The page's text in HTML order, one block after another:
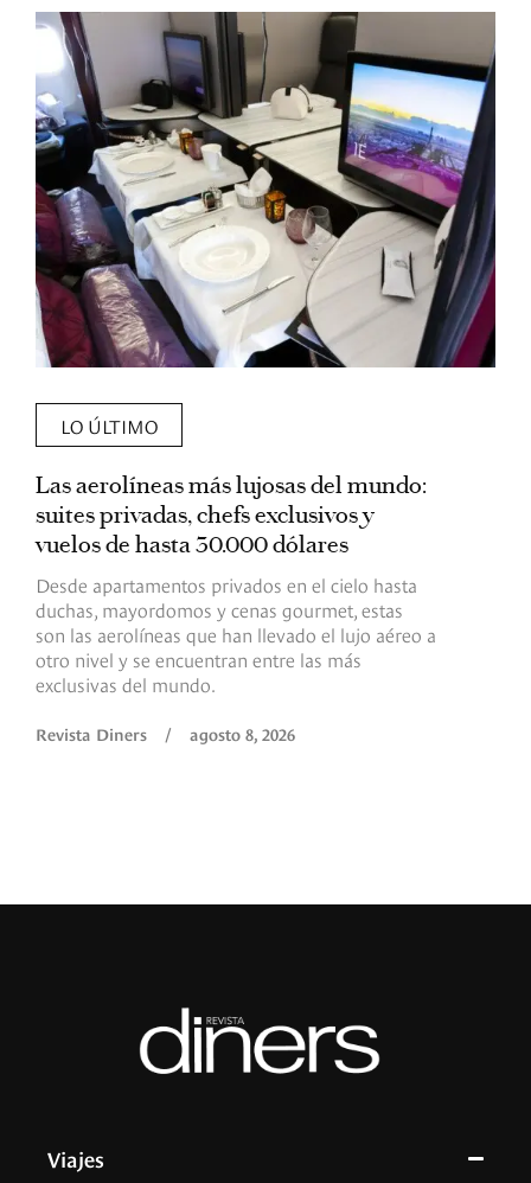
LO ÚLTIMO
Las aerolíneas más lujosas del mundo:
suites privadas, chefs exclusivos y
vuelos de hasta 30.000 dólares
Desde apartamentos privados en el cielo hasta
duchas, mayordomos y cenas gourmet, estas
son las aerolíneas que han llevado el lujo aéreo a
otro nivel y se encuentran entre las más
exclusivas del mundo.
Revista Diners / agosto 8, 2026
Viajes